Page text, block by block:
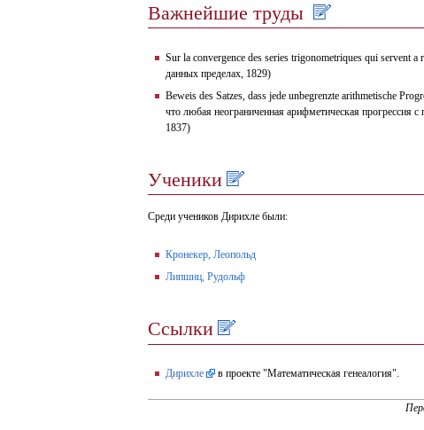
Важнейшие труды
Sur la convergence des series trigonometriques qui servent
данных пределах, 1829)
Beweis des Satzes, dass jede unbegrenzte arithmetische
что любая неограниченная арифметическая
1837)
Ученики
Среди учеников Дирихле были:
Кронекер, Леопольд
Липшиц, Рудольф
Ссылки
Дирихле в проекте "Математическая генеалогия".